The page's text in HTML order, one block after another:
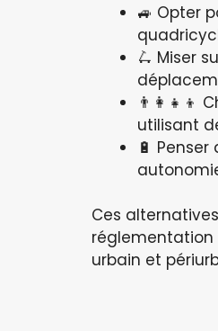
🚙 Opter
🛴 Miser
👨‍👩‍👧‍👦
utilisant
🔋
Ces
réglementation
urbain et